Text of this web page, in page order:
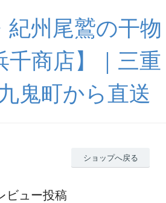
紀州尾鷲の干物
千商店】｜三重
鬼町から直送
ショップへ戻る
ビュー投稿